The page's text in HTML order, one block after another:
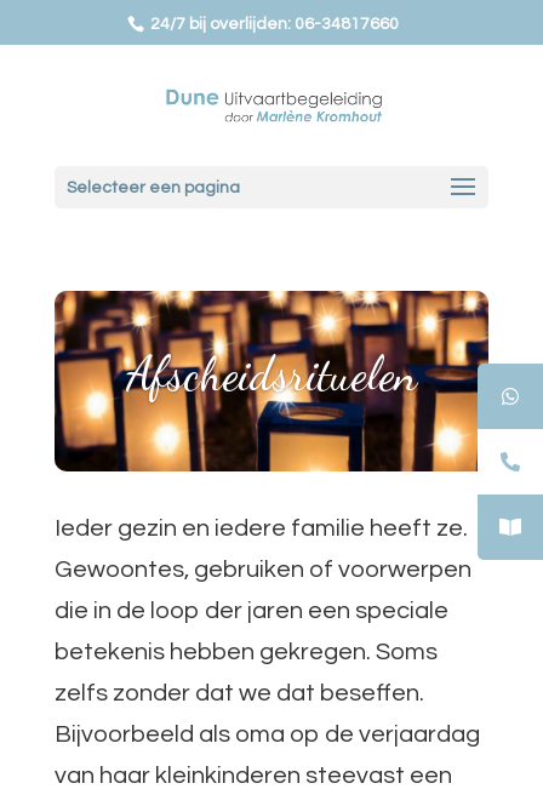
24/7 bij overlijden: 06-34817660
Selecteer een pagina
Afscheidsrituelen
Ieder gezin en iedere familie heeft ze.
Gewoontes, gebruiken of voorwerpen
die in de loop der jaren een speciale
betekenis hebben gekregen. Soms
zelfs zonder dat we dat beseffen.
Bijvoorbeeld als oma op de verjaardag
van haar kleinkinderen steevast een